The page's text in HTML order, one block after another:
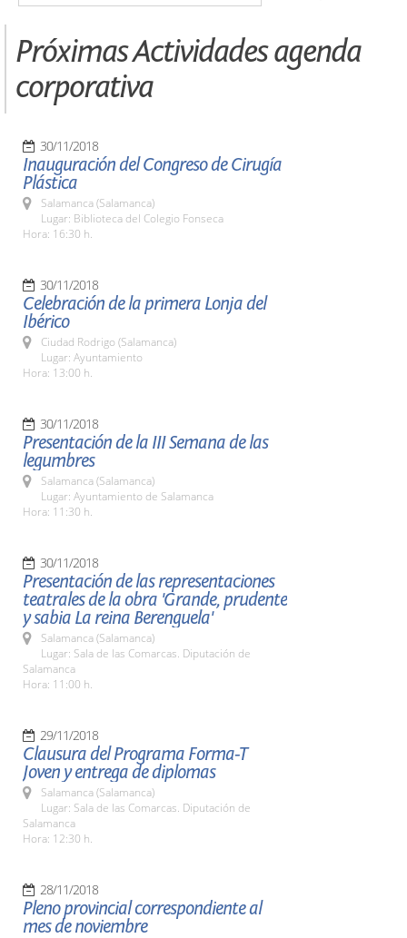
Próximas Actividades agenda
corporativa
30/11/2018
Inauguración del Congreso de Cirugía
Plástica
Salamanca (Salamanca)
Lugar: Biblioteca del Colegio Fonseca
Hora: 16:30 h.
30/11/2018
Celebración de la primera Lonja del
Ibérico
Ciudad Rodrigo (Salamanca)
Lugar: Ayuntamiento
Hora: 13:00 h.
30/11/2018
Presentación de la III Semana de las
legumbres
Salamanca (Salamanca)
Lugar: Ayuntamiento de Salamanca
Hora: 11:30 h.
30/11/2018
Presentación de las representaciones
teatrales de la obra 'Grande, prudente
y sabia La reina Berenguela'
Salamanca (Salamanca)
Lugar: Sala de las Comarcas. Diputación de
Salamanca
Hora: 11:00 h.
29/11/2018
Clausura del Programa Forma-T
Joven y entrega de diplomas
Salamanca (Salamanca)
Lugar: Sala de las Comarcas. Diputación de
Salamanca
Hora: 12:30 h.
28/11/2018
Pleno provincial correspondiente al
mes de noviembre